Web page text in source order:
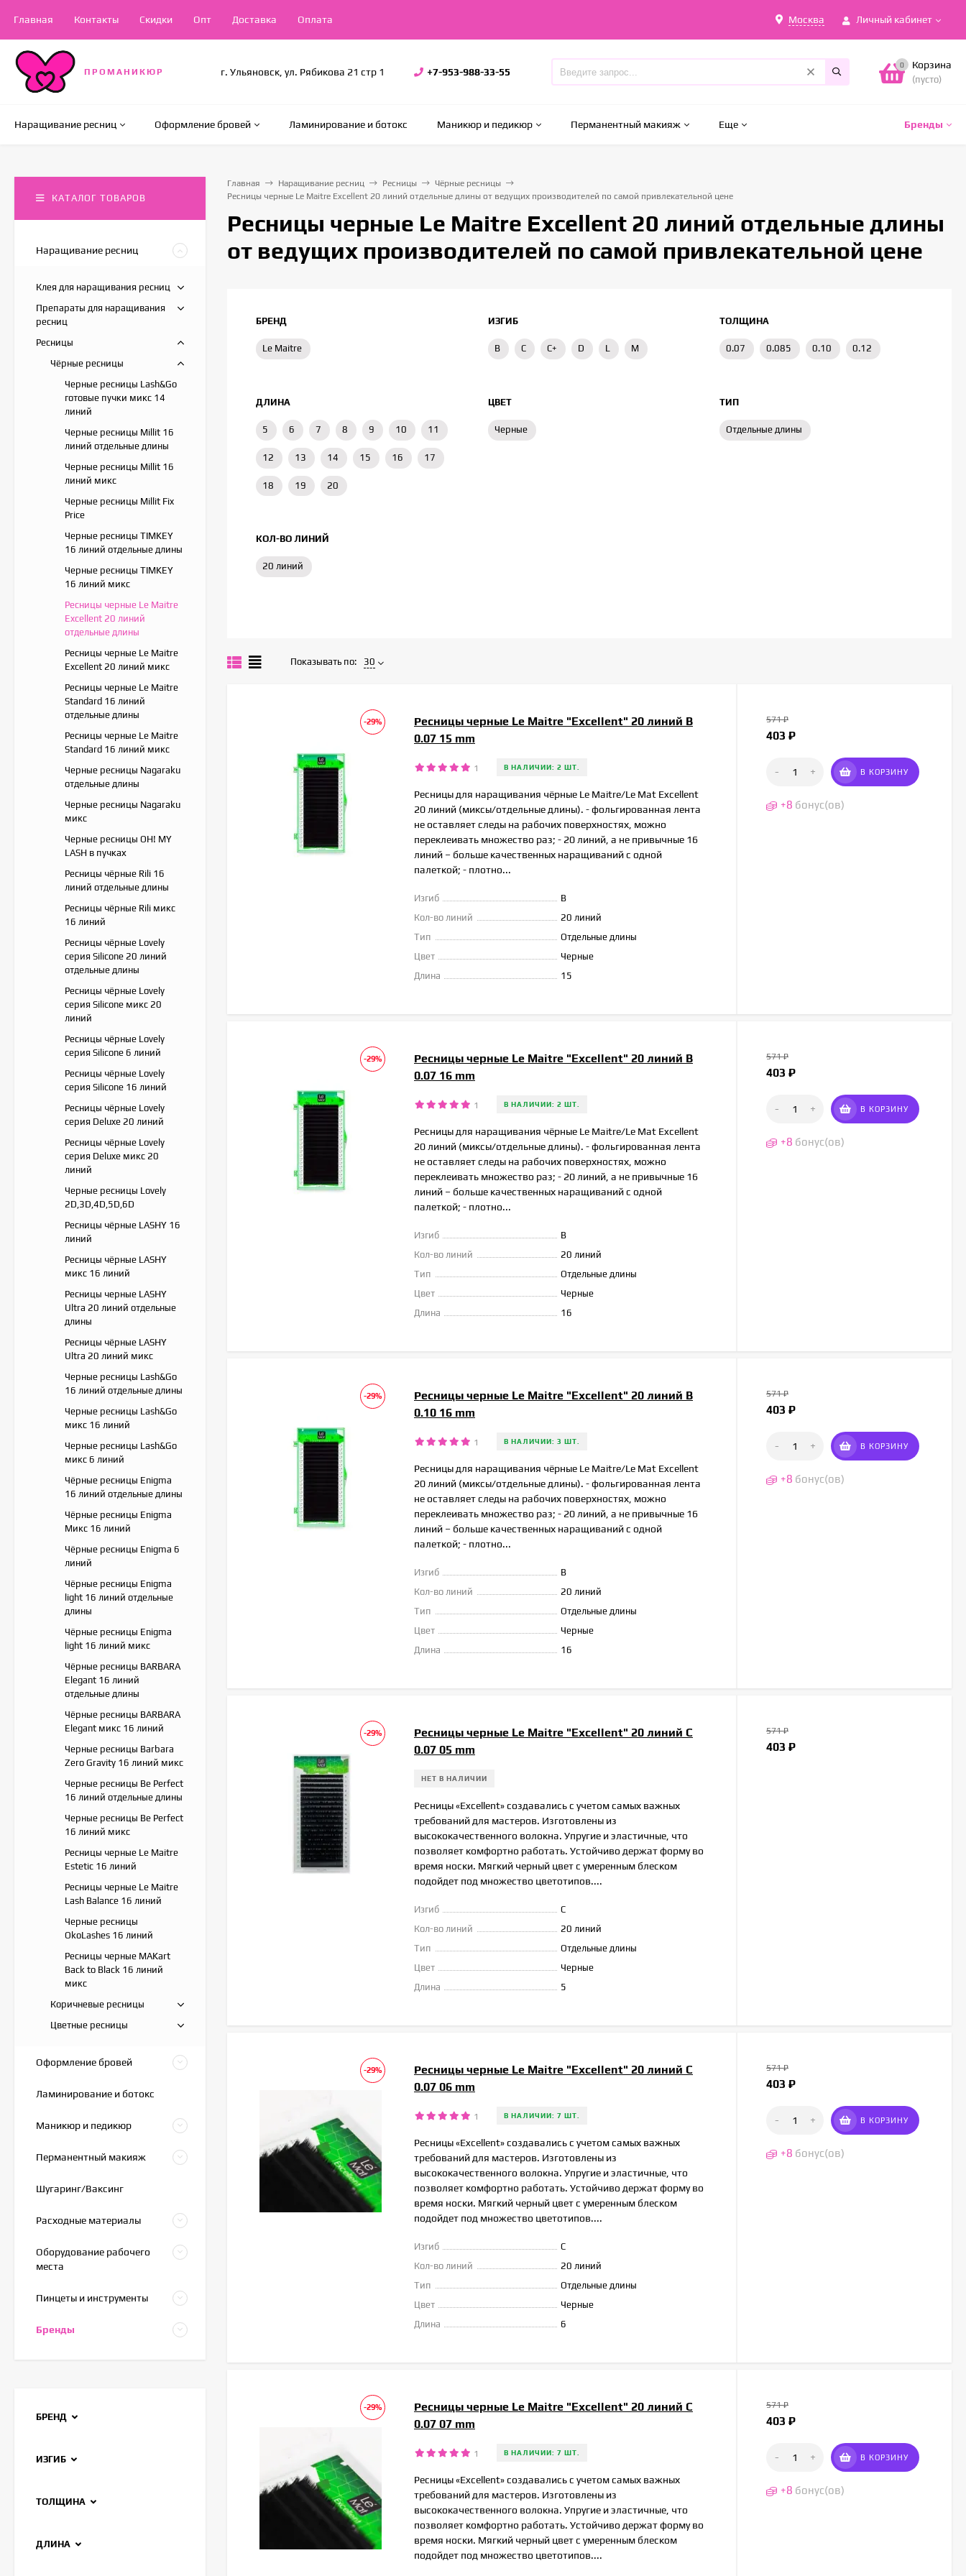
Москва Личный кабинет
Главная Контакты Скидки Опт Доставка Оплата
ПРОМАНИКЮР г. Ульяновск, ул. Рябикова 21 стр 1 +7-953-988-33-55
0 Корзина
(пусто)
Бренды
Наращивание ресниц Оформление бровей Ламинирование и ботокс Маникюр и педикюр Перманентный макияж Еще
Главная Наращивание ресниц Ресницы
Чёрные ресницы
Ресницы черные Le Maitre Excellent 20 линий отдельные длины от ведущих производителей по самой привлекательной цене
Ресницы черные Le Maitre Excellent 20 линий отдельные длины
от ведущих производителей по самой привлекательной цене
БРЕНД
Le Maitre
ИЗГИБ
B C C+ D L M
ТОЛЩИНА
0.07 0.085 0.10 0.12
ДЛИНА
5 6 7 8 9 10 11
12 13 14 15 16 17
18 19 20
ЦВЕТ
Черные
ТИП
Отдельные длины
КОЛ-ВО ЛИНИЙ
20 линий
Показывать по: 30
-29%
Ресницы черные Le Maitre "Excellent" 20 линий B
0.07 15 mm
1 В НАЛИЧИИ: 2 ШТ.
Ресницы для наращивания чёрные Le Maitre/Le Mat Excellent
20 линий (миксы/отдельные длины). - фольгированная лента
не оставляет следы на рабочих поверхностях, можно
переклеивать множество раз; - 20 линий, а не привычные 16
линий – больше качественных наращиваний с одной
палеткой; - плотно...
Изгиб
B
Кол-во линий
20 линий
Тип
Отдельные длины
Цвет
Черные
Длина
15
571₽
403 ₽
- + В КОРЗИНУ
+8 бонус(ов)
-29%
Ресницы черные Le Maitre "Excellent" 20 линий B
0.07 16 mm
1 В НАЛИЧИИ: 2 ШТ.
Ресницы для наращивания чёрные Le Maitre/Le Mat Excellent
20 линий (миксы/отдельные длины). - фольгированная лента
не оставляет следы на рабочих поверхностях, можно
переклеивать множество раз; - 20 линий, а не привычные 16
линий – больше качественных наращиваний с одной
палеткой; - плотно...
Изгиб
B
Кол-во линий
20 линий
Тип
Отдельные длины
Цвет
Черные
Длина
16
571₽
403 ₽
- + В КОРЗИНУ
+8 бонус(ов)
-29%
Ресницы черные Le Maitre "Excellent" 20 линий B
0.10 16 mm
1 В НАЛИЧИИ: 3 ШТ.
Ресницы для наращивания чёрные Le Maitre/Le Mat Excellent
20 линий (миксы/отдельные длины). - фольгированная лента
не оставляет следы на рабочих поверхностях, можно
переклеивать множество раз; - 20 линий, а не привычные 16
линий – больше качественных наращиваний с одной
палеткой; - плотно...
Изгиб
B
Кол-во линий
20 линий
Тип
Отдельные длины
Цвет
Черные
Длина
16
571₽
403 ₽
- + В КОРЗИНУ
+8 бонус(ов)
-29%
Ресницы черные Le Maitre "Excellent" 20 линий C
0.07 05 mm
НЕТ В НАЛИЧИИ
Ресницы «Excellent» создавались с учетом самых важных
требований для мастеров. Изготовлены из
высококачественного волокна. Упругие и эластичные, что
позволяет комфортно работать. Устойчиво держат форму во
время носки. Мягкий черный цвет с умеренным блеском
подойдет под множество цветотипов....
Изгиб
C
Кол-во линий
20 линий
Тип
Отдельные длины
Цвет
Черные
Длина
5
571₽
403 ₽
-29%
Ресницы черные Le Maitre "Excellent" 20 линий C
0.07 06 mm
1 В НАЛИЧИИ: 7 ШТ.
Ресницы «Excellent» создавались с учетом самых важных
требований для мастеров. Изготовлены из
высококачественного волокна. Упругие и эластичные, что
позволяет комфортно работать. Устойчиво держат форму во
время носки. Мягкий черный цвет с умеренным блеском
подойдет под множество цветотипов....
Изгиб
C
Кол-во линий
20 линий
Тип
Отдельные длины
Цвет
Черные
Длина
6
571₽
403 ₽
- + В КОРЗИНУ
+8 бонус(ов)
-29%
Ресницы черные Le Maitre "Excellent" 20 линий C
0.07 07 mm
1 В НАЛИЧИИ: 7 ШТ.
Ресницы «Excellent» создавались с учетом самых важных
требований для мастеров. Изготовлены из
высококачественного волокна. Упругие и эластичные, что
позволяет комфортно работать. Устойчиво держат форму во
время носки. Мягкий черный цвет с умеренным блеском
подойдет под множество цветотипов....
571₽
403 ₽
- + В КОРЗИНУ
+8 бонус(ов)
КАТАЛОГ ТОВАРОВ
Наращивание ресниц
Клея для наращивания ресниц
Препараты для наращивания
ресниц
Ресницы
Чёрные ресницы
Черные ресницы Lash&Go
готовые пучки микс 14
линий
Черные ресницы Millit 16
линий отдельные длины
Черные ресницы Millit 16
линий микс
Черные ресницы Millit Fix
Price
Черные ресницы TIMKEY
16 линий отдельные длины
Черные ресницы TIMKEY
16 линий микс
Ресницы черные Le Maitre
Excellent 20 линий
отдельные длины
Ресницы черные Le Maitre
Excellent 20 линий микс
Ресницы черные Le Maitre
Standard 16 линий
отдельные длины
Ресницы черные Le Maitre
Standard 16 линий микс
Черные ресницы Nagaraku
отдельные длины
Черные ресницы Nagaraku
микс
Черные ресницы OH! MY
LASH в пучках
Ресницы чёрные Rili 16
линий отдельные длины
Ресницы чёрные Rili микс
16 линий
Ресницы чёрные Lovely
серия Silicone 20 линий
отдельные длины
Ресницы чёрные Lovely
серия Silicone микс 20
линий
Ресницы чёрные Lovely
серия Silicone 6 линий
Ресницы чёрные Lovely
серия Silicone 16 линий
Ресницы чёрные Lovely
серия Deluxe 20 линий
Ресницы чёрные Lovely
серия Deluxe микс 20
линий
Черные ресницы Lovely
2D,3D,4D,5D,6D
Ресницы чёрные LASHY 16
линий
Ресницы чёрные LASHY
микс 16 линий
Ресницы черные LASHY
Ultra 20 линий отдельные
длины
Ресницы чёрные LASHY
Ultra 20 линий микс
Черные ресницы Lash&Go
16 линий отдельные длины
Черные ресницы Lash&Go
микс 16 линий
Черные ресницы Lash&Go
микс 6 линий
Чёрные ресницы Enigma
16 линий отдельные длины
Чёрные ресницы Enigma
Микс 16 линий
Чёрные ресницы Enigma 6
линий
Чёрные ресницы Enigma
light 16 линий отдельные
длины
Чёрные ресницы Enigma
light 16 линий микс
Чёрные ресницы BARBARA
Elegant 16 линий
отдельные длины
Чёрные ресницы BARBARA
Elegant микс 16 линий
Черные ресницы Barbara
Zero Gravity 16 линий микс
Черные ресницы Be Perfect
16 линий отдельные длины
Черные ресницы Be Perfect
16 линий микс
Ресницы черные Le Maitre
Estetic 16 линий
Ресницы черные Le Maitre
Lash Balance 16 линий
Черные ресницы
OkoLashes 16 линий
Ресницы черные MAKart
Back to Black 16 линий
микс
Коричневые ресницы
Цветные ресницы
Оформление бровей
Ламинирование и ботокс
Маникюр и педикюр
Перманентный макияж
Шугаринг/Ваксинг
Расходные материалы
Оборудование рабочего
места
Пинцеты и инструменты
Бренды
БРЕНД
ИЗГИБ
ТОЛЩИНА
ДЛИНА